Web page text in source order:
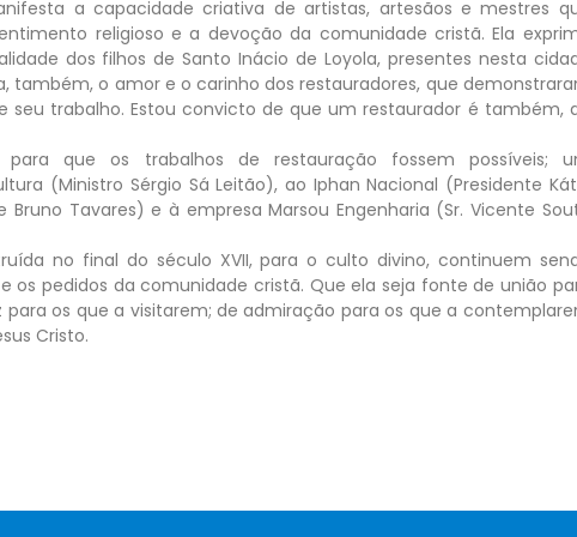
a capacidade criativa de artistas, artesãos e mestres
religioso e a devoção da comunidade cristã. Ela
dos filhos de Santo Inácio de Loyola, presentes nesta
também, o amor e o carinho dos restauradores, que
trabalho. Estou convicto de que um restaurador é também,
que os trabalhos de restauração fossem possíveis;
(Ministro Sérgio Sá Leitão), ao Iphan Nacional (Presidente
Tavares) e à empresa Marsou Engenharia (Sr. Vicente
no final do século XVII, para o culto divino, continuem
os pedidos da comunidade cristã. Que ela seja fonte de união
os que a visitarem; de admiração para os que a
Cristo.